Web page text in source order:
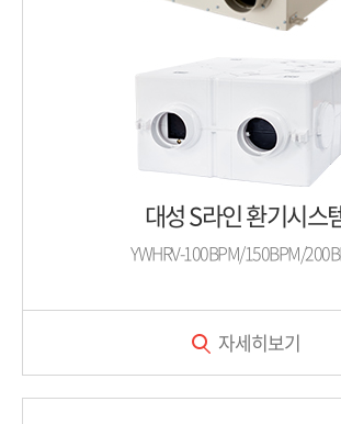
대성 S라인 환기시스
YWHRV-100BPM/150BPM/
자세히보기